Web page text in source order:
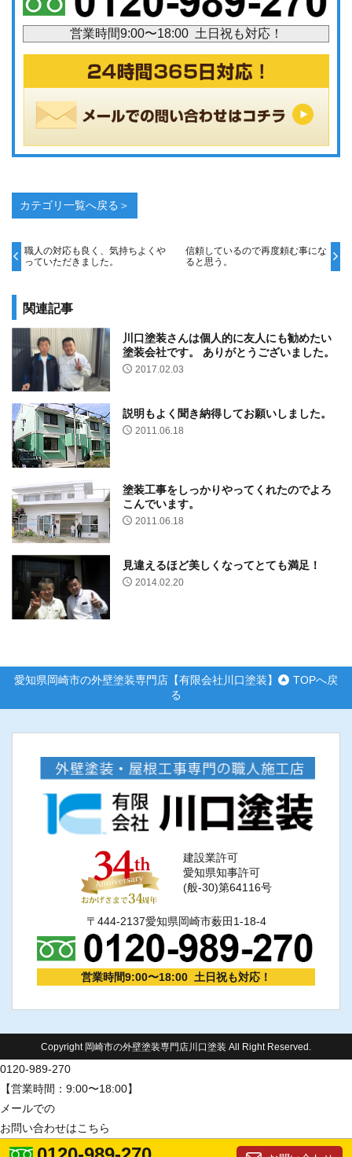
営業時間9:00〜18:00 土日祝も対応！
カテゴリ一覧へ戻る＞
職人の対応も良く、気持ちよくや
っていただきました。
信頼しているので再度頼む事にな
ると思う。
関連記事
川口塗装さんは個人的に友人にも勧めたい
塗装会社です。 ありがとうございました。
2017.02.03
説明もよく聞き納得してお願いしました。
2011.06.18
塗装工事をしっかりやってくれたのでよろ
こんでいます。
2011.06.18
見違えるほど美しくなってとても満足！
2014.02.20
愛知県岡崎市の外壁塗装専門店【有限会社川口塗装】
TOPへ戻
る
建設業許可
愛知県知事許可
(般-30)第64116号
〒444-2137愛知県岡崎市薮田1-18-4
営業時間9:00〜18:00 土日祝も対応！
Copyright 岡崎市の外壁塗装専門店川口塗装 All Right Reserved.
0120-989-270
【営業時間：9:00〜18:00】
メールでの
お問い合わせはこちら